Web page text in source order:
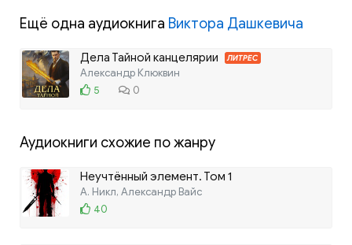
Ещё одна аудиокнига Виктора Дашкевича
Дела Тайной канцелярии ЛИТРЕС
Александр Клюквин
5
0
Аудиокниги схожие по жанру
Неучтённый элемент. Том 1
А. Никл, Александр Вайс
40